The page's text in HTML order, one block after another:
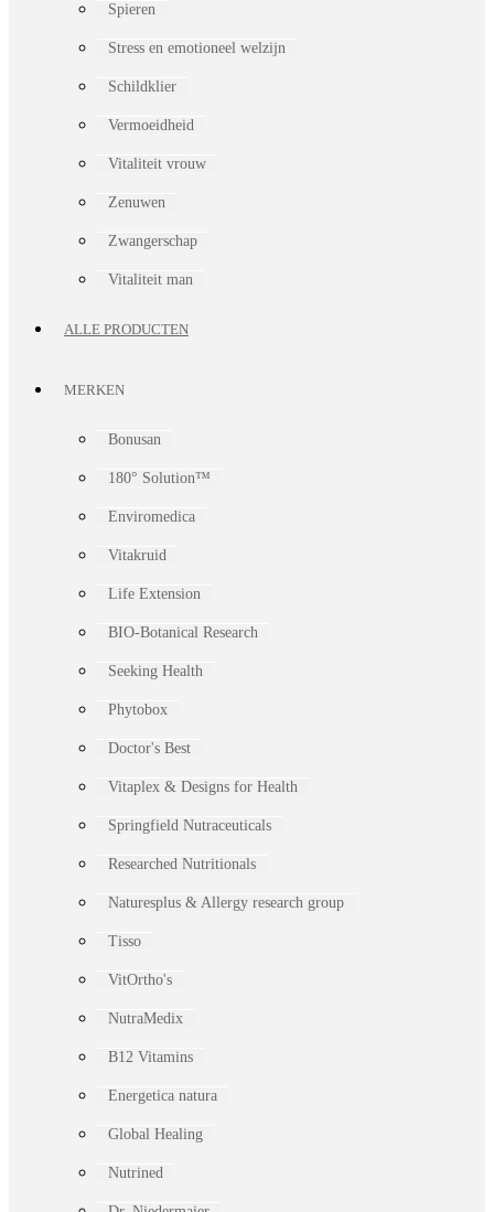
Spieren
Stress en emotioneel welzijn
Schildklier
Vermoeidheid
Vitaliteit vrouw
Zenuwen
Zwangerschap
Vitaliteit man
ALLE PRODUCTEN
MERKEN
Bonusan
180° Solution™
Enviromedica
Vitakruid
Life Extension
BIO-Botanical Research
Seeking Health
Phytobox
Doctor's Best
Vitaplex & Designs for Health
Springfield Nutraceuticals
Researched Nutritionals
Naturesplus & Allergy research group
Tisso
VitOrtho's
NutraMedix
B12 Vitamins
Energetica natura
Global Healing
Nutrined